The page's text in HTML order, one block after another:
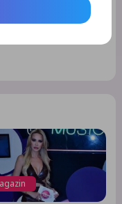
için adım, e-posta